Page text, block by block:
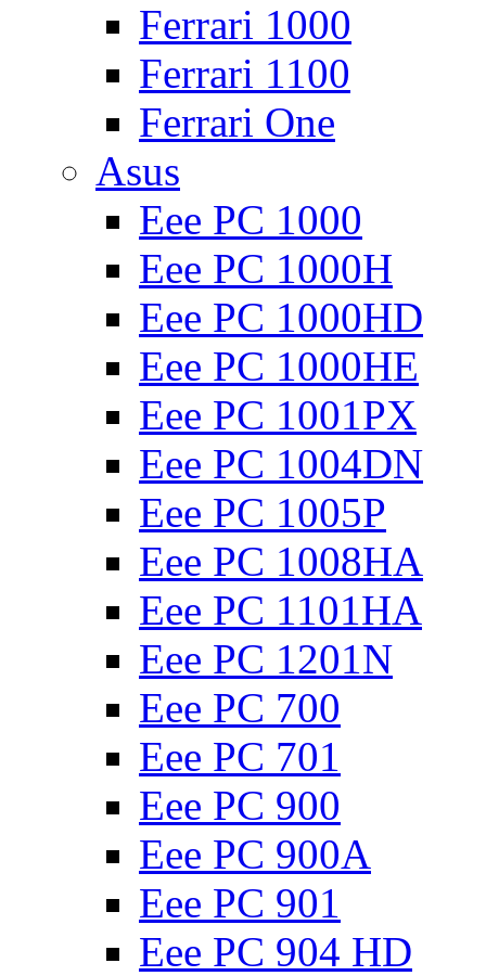
Ferrari 1000
Ferrari 1100
Ferrari One
Asus
Eee PC 1000
Eee PC 1000H
Eee PC 1000HD
Eee PC 1000HE
Eee PC 1001PX
Eee PC 1004DN
Eee PC 1005P
Eee PC 1008HA
Eee PC 1101HA
Eee PC 1201N
Eee PC 700
Eee PC 701
Eee PC 900
Eee PC 900A
Eee PC 901
Eee PC 904 HD